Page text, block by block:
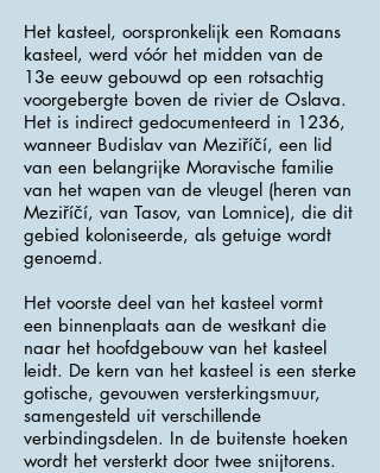
Het kasteel, oorspronkelijk een Romaans
kasteel, werd vóór het midden van de
13e eeuw gebouwd op een rotsachtig
voorgebergte boven de rivier de Oslava.
Het is indirect gedocumenteerd in 1236,
wanneer Budislav van Meziříčí, een lid
van een belangrijke Moravische familie
van het wapen van de vleugel (heren van
Meziříčí, van Tasov, van Lomnice), die dit
gebied koloniseerde, als getuige wordt
genoemd.
Het voorste deel van het kasteel vormt
een binnenplaats aan de westkant die
naar het hoofdgebouw van het kasteel
leidt. De kern van het kasteel is een sterke
gotische, gevouwen versterkingsmuur,
samengesteld uit verschillende
verbindingsdelen. In de buitenste hoeken
wordt het versterkt door twee snijtorens.